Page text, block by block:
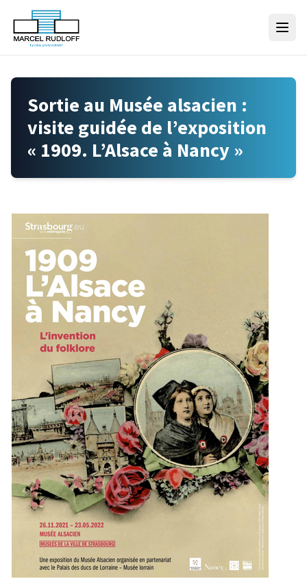
Skip to content
Sortie au Musée alsacien :
visite guidée de l’exposition
« 1909. L’Alsace à Nancy »